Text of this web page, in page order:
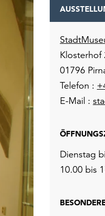
Klosterhof
01796
Telefon :
E-Mail :
Dienstag
10.00 bis